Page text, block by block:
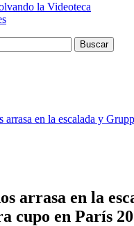
la Videoteca
arrasa en la escalada y
arrasa en la
cupo en París